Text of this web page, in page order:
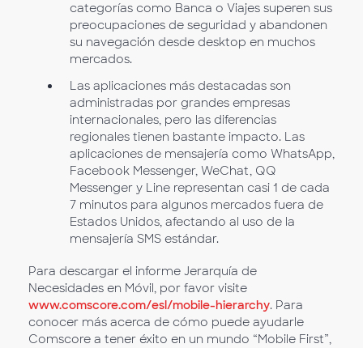
categorías como Banca o Viajes superen sus
preocupaciones de seguridad y abandonen
su navegación desde desktop en muchos
mercados.
Las aplicaciones más destacadas son
administradas por grandes empresas
internacionales, pero las diferencias
regionales tienen bastante impacto. Las
aplicaciones de mensajería como WhatsApp,
Facebook Messenger, WeChat, QQ
Messenger y Line representan casi 1 de cada
7 minutos para algunos mercados fuera de
Estados Unidos, afectando al uso de la
mensajería SMS estándar.
Para descargar el informe Jerarquía de
Necesidades en Móvil, por favor visite
www.comscore.com/esl/mobile-hierarchy. Para
conocer más acerca de cómo puede ayudarle
Comscore a tener éxito en un mundo “Mobile First”,